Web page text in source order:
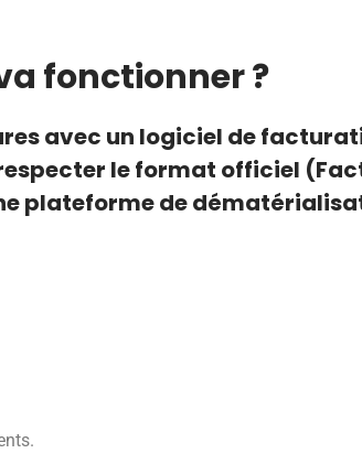
fonctionner ?
avec un logiciel de
le format officiel
plateforme de